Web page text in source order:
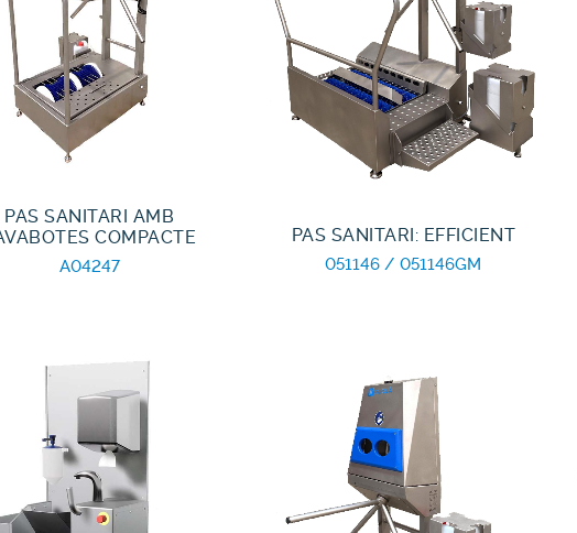
PAS SANITARI AMB
COMPACTE
A04247
PAS SANITARI: EFFICIENT
051146 / 051146GM